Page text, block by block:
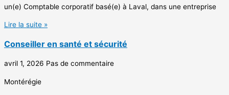
un(e) Comptable corporatif basé(e) à Laval, dans une entreprise
Lire la suite »
Conseiller en santé et sécurité
avril 1, 2026 Pas de commentaire
Montérégie